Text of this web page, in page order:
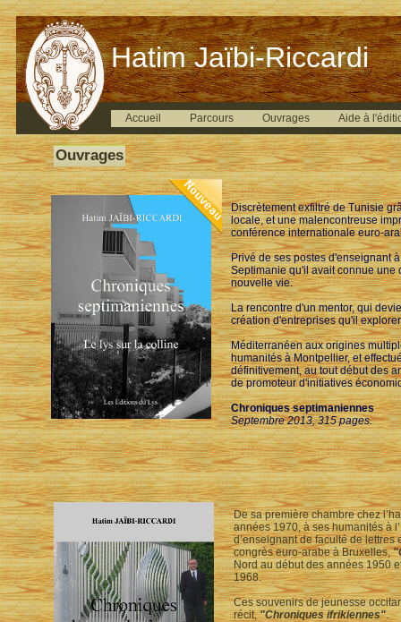
Hatim Jaïbi-Riccardi
Accueil Parcours Ouvrages Aide à
Ouvrages
Discrètement exfiltré de Tunisie
locale, et une malencontreuse
conférence internationale euro-
Privé de ses postes d'enseignant
Septimanie qu'il avait connue une
nouvelle vie.
La rencontre d'un mentor, qui
création d'entreprises qu'il
Méditerranéen aux origines
humanités à Montpellier, et
définitivement, au tout début des
de promoteur d'initiatives
Chroniques septimaniennes
Septembre 2013, 315 pages.
De sa première chambre chez
années 1970, à ses humanités à
d’enseignant de faculté de lettres
congrès euro-arabe à Bruxelles,
Nord au début des années 1950
1968.
Ces souvenirs de jeunesse
récit,"Chroniques ifrikiennes".